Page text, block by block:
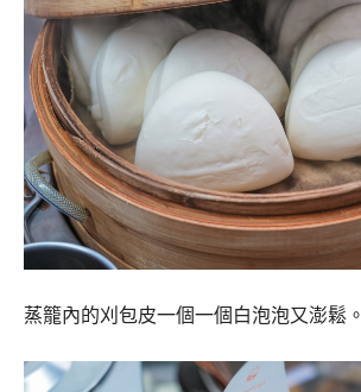
蒸籠內的刈包皮一個一個白泡泡又澎鬆。